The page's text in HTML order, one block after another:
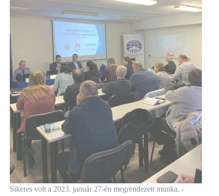
Sikeres volt a 2023. január 27-én megrendezett munka, -